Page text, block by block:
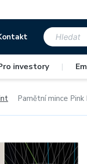
investory |
Pamětní mince